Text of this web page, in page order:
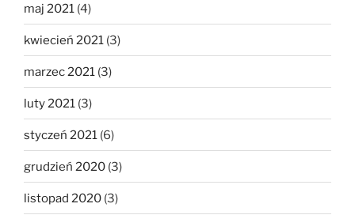
maj 2021 (4)
kwiecień 2021 (3)
marzec 2021 (3)
luty 2021 (3)
styczeń 2021 (6)
grudzień 2020 (3)
listopad 2020 (3)